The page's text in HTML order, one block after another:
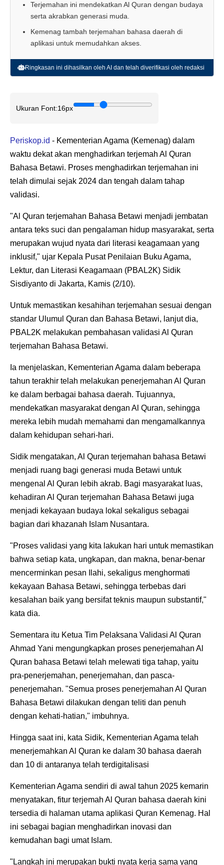
Terjemahan ini mendekatkan Al Quran dengan budaya
serta akrabkan generasi muda.
Kemenag tambah terjemahan bahasa daerah di
aplikasi untuk memudahkan akses.
Ringkasan ini dihasilkan oleh AI dan telah diverifikasi oleh redaksi
Ukuran Font:16px
Periskop.id - Kementerian Agama (Kemenag) dalam
waktu dekat akan menghadirkan terjemah Al Quran
Bahasa Betawi. Proses menghadirkan terjemahan ini
telah dimulai sejak 2024 dan tengah dalam tahap
validasi.
"Al Quran terjemahan Bahasa Betawi menjadi jembatan
antara teks suci dan pengalaman hidup masyarakat, serta
merupakan wujud nyata dari literasi keagamaan yang
inklusif," ujar Kepala Pusat Penilaian Buku Agama,
Lektur, dan Literasi Keagamaan (PBAL2K) Sidik
Sisdiyanto di Jakarta, Kamis (2/10).
Untuk memastikan kesahihan terjemahan sesuai dengan
standar Ulumul Quran dan Bahasa Betawi, lanjut dia,
PBAL2K melakukan pembahasan validasi Al Quran
terjemahan Bahasa Betawi.
Ia menjelaskan, Kementerian Agama dalam beberapa
tahun terakhir telah melakukan penerjemahan Al Quran
ke dalam berbagai bahasa daerah. Tujuannya,
mendekatkan masyarakat dengan Al Quran, sehingga
mereka lebih mudah memahami dan mengamalkannya
dalam kehidupan sehari-hari.
Sidik mengatakan, Al Quran terjemahan bahasa Betawi
menjadi ruang bagi generasi muda Betawi untuk
mengenal Al Quran lebih akrab. Bagi masyarakat luas,
kehadiran Al Quran terjemahan Bahasa Betawi juga
menjadi kekayaan budaya lokal sekaligus sebagai
bagian dari khazanah Islam Nusantara.
"Proses validasi yang kita lakukan hari untuk memastikan
bahwa setiap kata, ungkapan, dan makna, benar-benar
mencerminkan pesan Ilahi, sekaligus menghormati
kekayaan Bahasa Betawi, sehingga terbebas dari
kesalahan baik yang bersifat teknis maupun substantif,"
kata dia.
Sementara itu Ketua Tim Pelaksana Validasi Al Quran
Ahmad Yani mengungkapkan proses penerjemahan Al
Quran bahasa Betawi telah melewati tiga tahap, yaitu
pra-penerjemahan, penerjemahan, dan pasca-
penerjemahan. "Semua proses penerjemahan Al Quran
Bahasa Betawi dilakukan dengan teliti dan penuh
dengan kehati-hatian," imbuhnya.
Hingga saat ini, kata Sidik, Kementerian Agama telah
menerjemahkan Al Quran ke dalam 30 bahasa daerah
dan 10 di antaranya telah terdigitalisasi
Kementerian Agama sendiri di awal tahun 2025 kemarin
menyatakan, fitur terjemah Al Quran bahasa daerah kini
tersedia di halaman utama aplikasi Quran Kemenag. Hal
ini sebagai bagian menghadirkan inovasi dan
kemudahan bagi umat Islam.
"Langkah ini merupakan bukti nyata kerja sama yang